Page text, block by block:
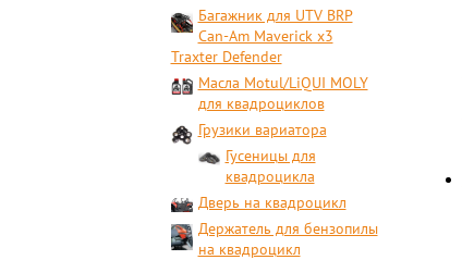
Багажник для UTV BRP
Can-Am Maverick x3
Traxter Defender
Масла Motul/LiQUI MOLY
для квадроциклов
Грузики вариатора
Гусеницы для
квадроцикла
Дверь на квадроцикл
Держатель для бензопилы
на квадроцикл